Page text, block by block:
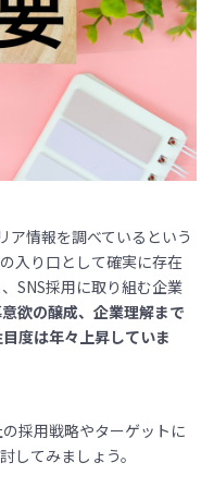
ア情報を調べているという
入り口として確実に存在
SNS採用に取り組む企業
欲の醸成、企業理解まで
度は年々上昇していま
採用戦略やターゲットに
してみましょう。